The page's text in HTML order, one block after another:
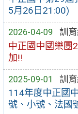
5月26日21:00)
2026-04-09 訓育
中正國中國樂團
加!!
2025-09-01 訓育
114年度中正國
號、小號、法國